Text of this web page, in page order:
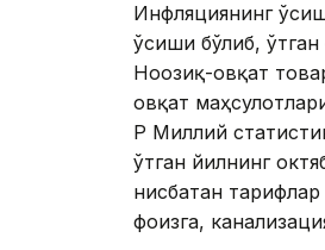
Инфляциянинг
ўсиши бўлиб,
Ноозиқ-овқат
овқат
ҚР Миллий
ўтган йилнинг
нисбатан
фоизга,